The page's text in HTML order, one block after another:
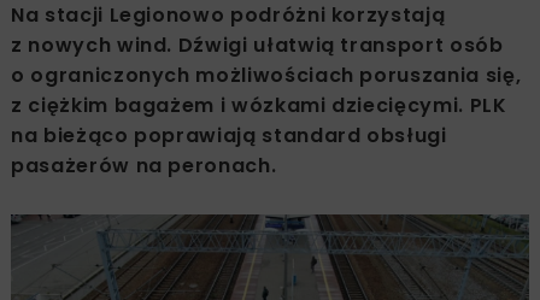
Na stacji Legionowo podróżni korzystają
z nowych wind. Dźwigi ułatwią transport osób
o ograniczonych możliwościach poruszania się,
z ciężkim bagażem i wózkami dziecięcymi. PLK
na bieżąco poprawiają standard obsługi
pasażerów na peronach.